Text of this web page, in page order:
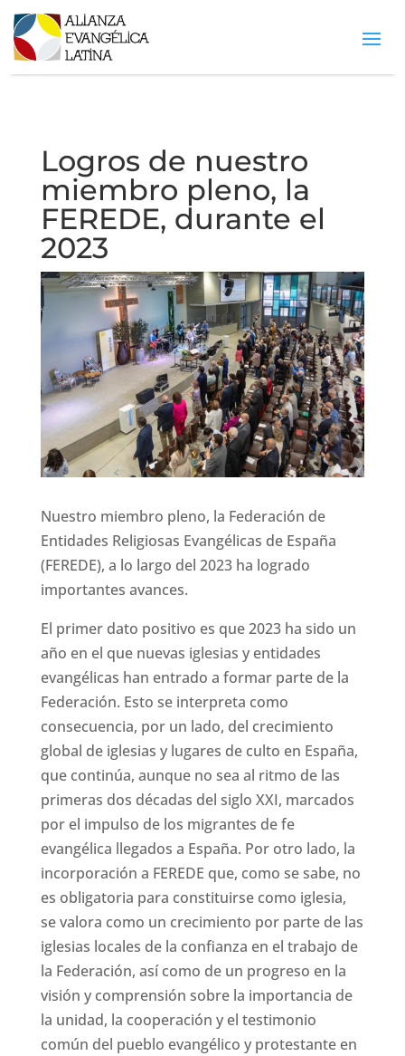
Logros de nuestro
miembro pleno, la
FEREDE, durante el
2023
Nuestro miembro pleno, la Federación de
Entidades Religiosas Evangélicas de España
(FEREDE), a lo largo del 2023 ha logrado
importantes avances.
El primer dato positivo es que 2023 ha sido un
año en el que nuevas iglesias y entidades
evangélicas han entrado a formar parte de la
Federación. Esto se interpreta como
consecuencia, por un lado, del crecimiento
global de iglesias y lugares de culto en España,
que continúa, aunque no sea al ritmo de las
primeras dos décadas del siglo XXI, marcados
por el impulso de los migrantes de fe
evangélica llegados a España. Por otro lado, la
incorporación a FEREDE que, como se sabe, no
es obligatoria para constituirse como iglesia,
se valora como un crecimiento por parte de las
iglesias locales de la confianza en el trabajo de
la Federación, así como de un progreso en la
visión y comprensión sobre la importancia de
la unidad, la cooperación y el testimonio
común del pueblo evangélico y protestante en